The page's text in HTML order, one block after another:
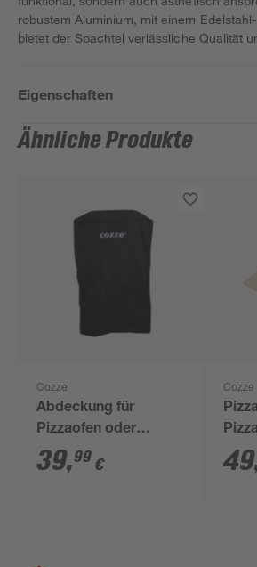
robustem Aluminium, mit einem
bietet der Spachtel verlässliche Qualität
Eigenschaften
Ähnliche Produkte
Cozze
Abdeckung für
Pizzaofen oder
Planchagrill schwarz
225 x 86 x 360 cm
39,99 €
Cozze
cm
49